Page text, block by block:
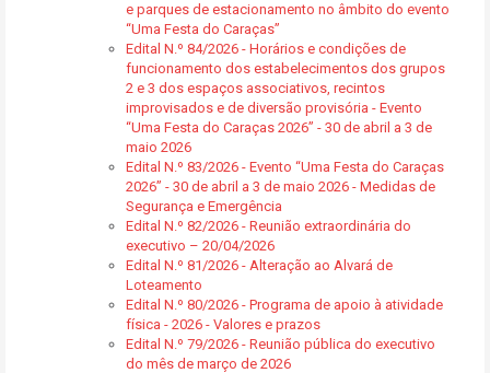
e parques de estacionamento no âmbito do evento
“Uma Festa do Caraças”
Edital N.º 84/2026 - Horários e condições de
funcionamento dos estabelecimentos dos grupos
2 e 3 dos espaços associativos, recintos
improvisados e de diversão provisória - Evento
“Uma Festa do Caraças 2026” - 30 de abril a 3 de
maio 2026
Edital N.º 83/2026 - Evento “Uma Festa do Caraças
2026” - 30 de abril a 3 de maio 2026 - Medidas de
Segurança e Emergência
Edital N.º 82/2026 - Reunião extraordinária do
executivo – 20/04/2026
Edital N.º 81/2026 - Alteração ao Alvará de
Loteamento
Edital N.º 80/2026 - Programa de apoio à atividade
física - 2026 - Valores e prazos
Edital N.º 79/2026 - Reunião pública do executivo
do mês de março de 2026